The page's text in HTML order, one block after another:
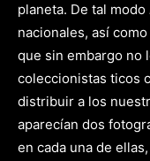
planeta. De tal modo
nacionales, así
que sin embargo no
coleccionistas ticos
distribuir a los
aparecían dos
en cada una de